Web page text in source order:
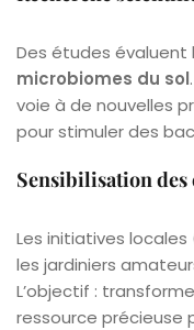
Des études évaluent
microbiomes du sol
voie à de nouvelles
pour stimuler des
Sensibilisation des
Les initiatives
les jardiniers
L’objectif :
ressource précieuse